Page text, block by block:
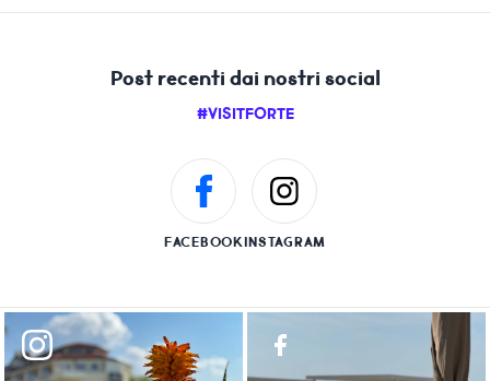
Post recenti dai nostri social
#VISITFORTE
FACEBOOKINSTAGRAM